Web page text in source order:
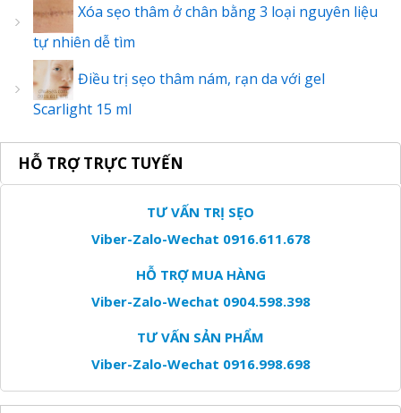
Xóa sẹo thâm ở chân bằng 3 loại nguyên liệu
tự nhiên dễ tìm
Điều trị sẹo thâm nám, rạn da với gel
Scarlight 15 ml
HỖ TRỢ TRỰC TUYẾN
TƯ VẤN TRỊ SẸO
Viber-Zalo-Wechat 0916.611.678
HỖ TRỢ MUA HÀNG
Viber-Zalo-Wechat 0904.598.398
TƯ VẤN SẢN PHẨM
Viber-Zalo-Wechat 0916.998.698